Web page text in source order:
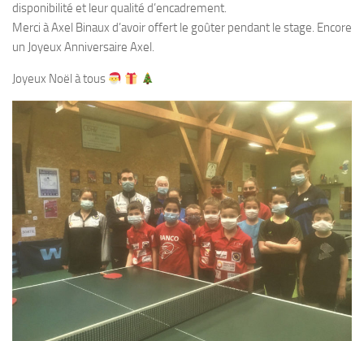
disponibilité et leur qualité d’encadrement.
Merci à Axel Binaux d’avoir offert le goûter pendant le stage. Encore
un Joyeux Anniversaire Axel.
Joyeux Noël à tous